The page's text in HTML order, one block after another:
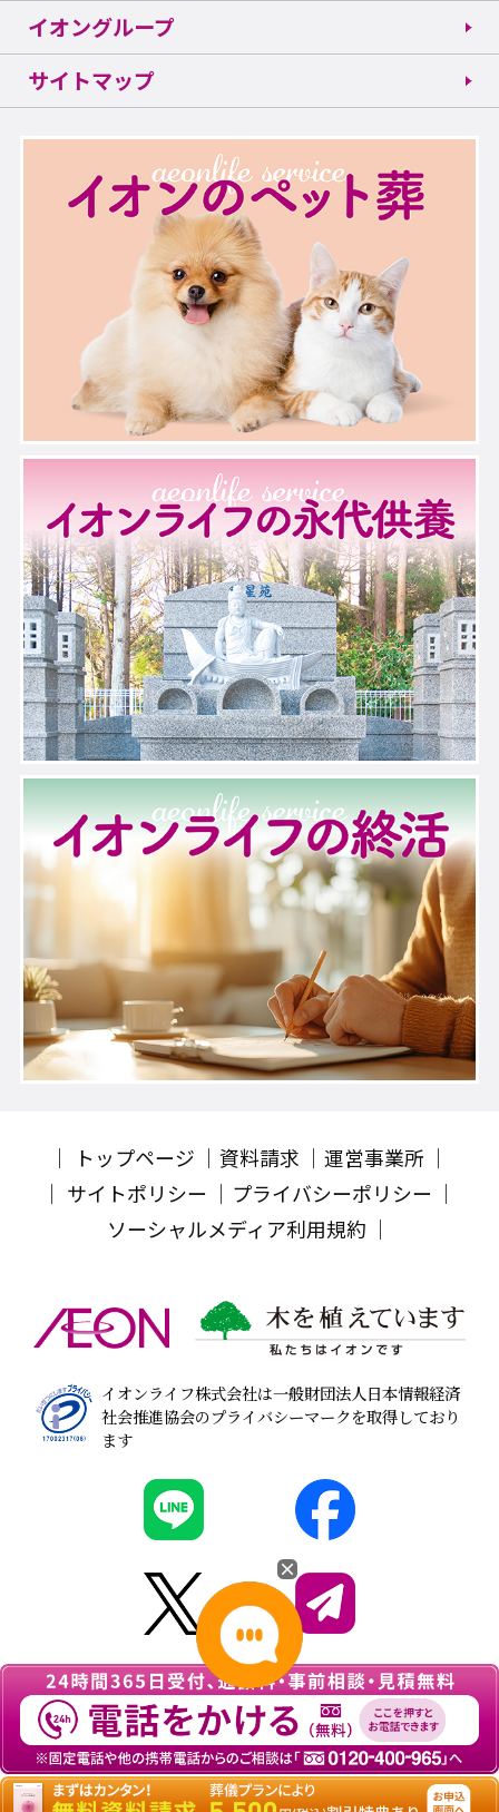
イオングループ
サイトマップ
トップページ 資料請求
運営事業所
サイトポリシー
プライバシーポリシー
ソーシャルメディア利用規約
イオンライフ株式会社は一般財団法人日本情報経済
社会推進協会のプライバシーマークを取得しており
ます
© 2026葬儀・家族葬なら『イオンのお葬式』All
rights Reserved